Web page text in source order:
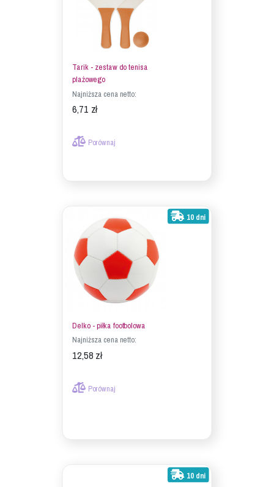
Tarik - zestaw do tenisa
plażowego
Najniższa cena netto:
6,71 zł
Porównaj
10 dni
Delko - piłka footbolowa
Najniższa cena netto:
12,58 zł
Porównaj
10 dni